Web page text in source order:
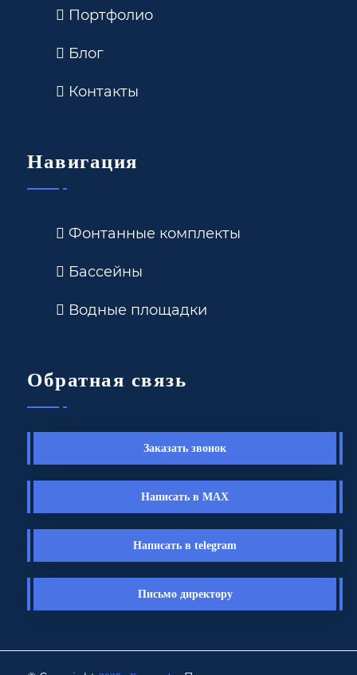
Портфолио
Блог
Контакты
Навигация
Фонтанные комплекты
Бассейны
Водные площадки
Обратная связь
Заказать звонок
Написать в MAX
Написать в telegram
Письмо директору